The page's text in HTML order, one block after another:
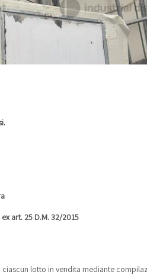
art. 25 D.M. 32/2015
lotto in vendita mediante